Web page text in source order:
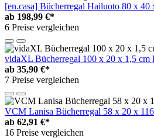
[en.casa] Bücherregal Hailuoto 80 x 40
ab 198,99 €*
6 Preise vergleichen
vidaXL Bücherregal 100 x 20 x 1,5 cm
ab 35,90 €*
7 Preise vergleichen
VCM Lanisa Bücherregal 58 x 20 x
ab 62,91 €*
16 Preise vergleichen